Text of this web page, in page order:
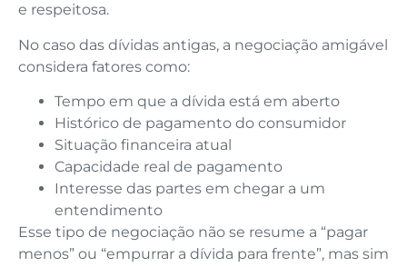
e respeitosa.
No caso das dívidas antigas, a negociação amigável
considera fatores como:
Tempo em que a dívida está em aberto
Histórico de pagamento do consumidor
Situação financeira atual
Capacidade real de pagamento
Interesse das partes em chegar a um
entendimento
Esse tipo de negociação não se resume a “pagar
menos” ou “empurrar a dívida para frente”, mas sim